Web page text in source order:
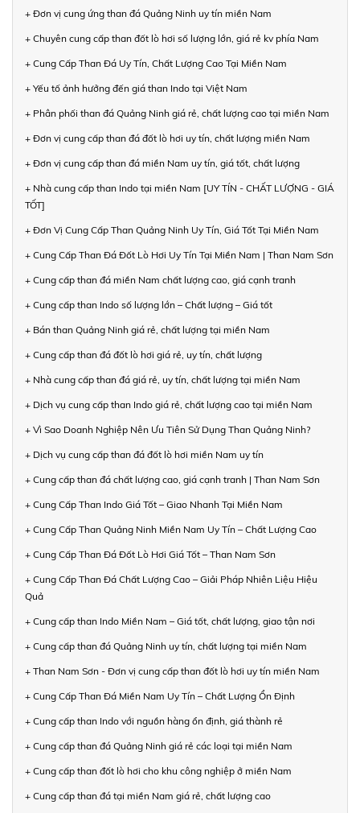
+ Đơn vị cung ứng than đá Quảng Ninh uy tín miền Nam
+ Chuyên cung cấp than đốt lò hơi số lượng lớn, giá rẻ kv phía Nam
+ Cung Cấp Than Đá Uy Tín, Chất Lượng Cao Tại Miền Nam
+ Yếu tố ảnh hưởng đến giá than Indo tại Việt Nam
+ Phân phối than đá Quảng Ninh giá rẻ, chất lượng cao tại miền Nam
+ Đơn vị cung cấp than đá đốt lò hơi uy tín, chất lượng miền Nam
+ Đơn vị cung cấp than đá miền Nam uy tín, giá tốt, chất lượng
+ Nhà cung cấp than Indo tại miền Nam [UY TÍN - CHẤT LƯỢNG - GIÁ
TỐT]
+ Đơn Vị Cung Cấp Than Quảng Ninh Uy Tín, Giá Tốt Tại Miền Nam
+ Cung Cấp Than Đá Đốt Lò Hơi Uy Tín Tại Miền Nam | Than Nam Sơn
+ Cung cấp than đá miền Nam chất lượng cao, giá cạnh tranh
+ Cung cấp than Indo số lượng lớn – Chất lượng – Giá tốt
+ Bán than Quảng Ninh giá rẻ, chất lượng tại miền Nam
+ Cung cấp than đá đốt lò hơi giá rẻ, uy tín, chất lượng
+ Nhà cung cấp than đá giá rẻ, uy tín, chất lượng tại miền Nam
+ Dịch vụ cung cấp than Indo giá rẻ, chất lượng cao tại miền Nam
+ Vì Sao Doanh Nghiệp Nên Ưu Tiên Sử Dụng Than Quảng Ninh?
+ Dịch vụ cung cấp than đá đốt lò hơi miền Nam uy tín
+ Cung cấp than đá chất lượng cao, giá cạnh tranh | Than Nam Sơn
+ Cung Cấp Than Indo Giá Tốt – Giao Nhanh Tại Miền Nam
+ Cung Cấp Than Quảng Ninh Miền Nam Uy Tín – Chất Lượng Cao
+ Cung Cấp Than Đá Đốt Lò Hơi Giá Tốt – Than Nam Sơn
+ Cung Cấp Than Đá Chất Lượng Cao – Giải Pháp Nhiên Liệu Hiệu
Quả
+ Cung cấp than Indo Miền Nam – Giá tốt, chất lượng, giao tận nơi
+ Cung cấp than đá Quảng Ninh uy tín, chất lượng tại miền Nam
+ Than Nam Sơn - Đơn vị cung cấp than đốt lò hơi uy tín miền Nam
+ Cung Cấp Than Đá Miền Nam Uy Tín – Chất Lượng Ổn Định
+ Cung cấp than Indo với nguồn hàng ổn định, giá thành rẻ
+ Cung cấp than đá Quảng Ninh giá rẻ các loại tại miền Nam
+ Cung cấp than đốt lò hơi cho khu công nghiệp ở miền Nam
+ Cung cấp than đá tại miền Nam giá rẻ, chất lượng cao